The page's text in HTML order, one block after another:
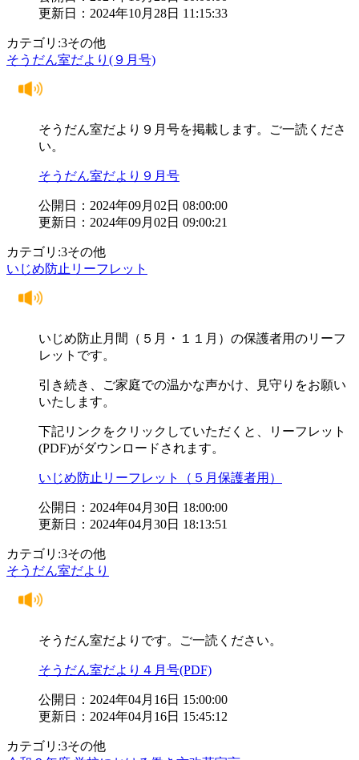
更新日：2024年10月28日 11:15:33
カテゴリ:3その他
そうだん室だより(９月号)
そうだん室だより９月号を掲載します。ご一読くださ
い。
そうだん室だより９月号
公開日：2024年09月02日 08:00:00
更新日：2024年09月02日 09:00:21
カテゴリ:3その他
いじめ防止リーフレット
いじめ防止月間（５月・１１月）の保護者用のリーフ
レットです。
引き続き、ご家庭での温かな声かけ、見守りをお願い
いたします。
下記リンクをクリックしていただくと、リーフレット
(PDF)がダウンロードされます。
いじめ防止リーフレット（５月保護者用）
公開日：2024年04月30日 18:00:00
更新日：2024年04月30日 18:13:51
カテゴリ:3その他
そうだん室だより
そうだん室だよりです。ご一読ください。
そうだん室だより４月号(PDF)
公開日：2024年04月16日 15:00:00
更新日：2024年04月16日 15:45:12
カテゴリ:3その他